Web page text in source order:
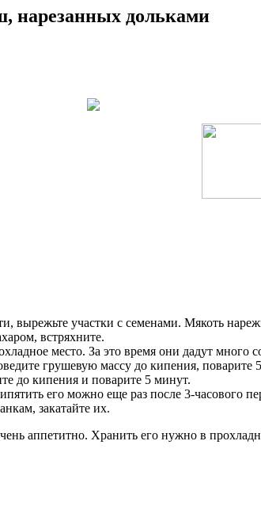
нарезанных дольками
вырежьте участки с семенами. Мякоть
встряхните.
место. За это время они дадут много
грушевую массу до кипения, поварите
до кипения и поварите 5 минут.
его можно еще раз после 3-часового
закатайте их.
аппетитно. Хранить его нужно в